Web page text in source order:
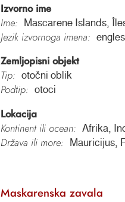
Izvorno ime
Ime:
Mascarene Islands,
Jezik izvornoga imena:
Zemljopisni objekt
Tip:
otočni oblik
Podtip: otoci
Lokacija
Kontinent ili ocean:
Afrika,
Država ili more: Mauricijus,
Maskarenska zavala